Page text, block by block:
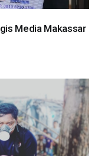
Media Makassar